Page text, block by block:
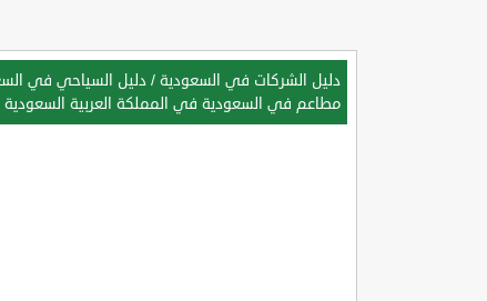
دليل الشركات في السعودية / دليل السياحي في
مطاعم في السعودية في المملكة العربية السعودية